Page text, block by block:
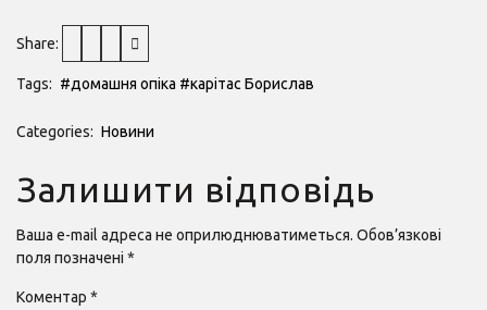
Share:
Tags: #домашня опіка #карітас Борислав
Categories: Новини
Залишити відповідь
Ваша e-mail адреса не оприлюднюватиметься. Обов’язкові
поля позначені *
Коментар *